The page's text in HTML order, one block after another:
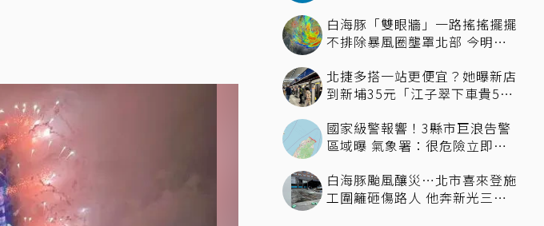
白海豚「雙眼牆」一路搖搖擺擺
不排除暴風圈壟罩北部 今明最
北捷多搭一站更便宜？她曝新店
到新埔35元「江子翠下車貴5
國家級警報響！3縣市巨浪告警
區域曝 氣象署：很危險立即遠
白海豚颱風釀災…北市喜來登施
工圍籬砸傷路人 他奔新光三越